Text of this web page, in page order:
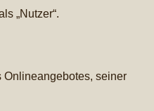
„Nutzer“.
seiner